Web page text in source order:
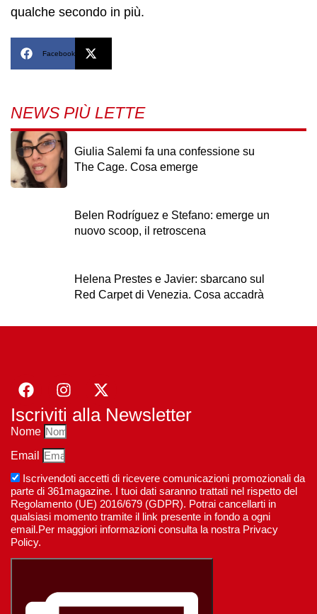
qualche secondo in più.
Facebook
NEWS PIÙ LETTE
Giulia Salemi fa una confessione su
The Cage. Cosa emerge
Belen Rodríguez e Stefano: emerge un
nuovo scoop, il retroscena
Helena Prestes e Javier: sbarcano sul
Red Carpet di Venezia. Cosa accadrà
Iscriviti alla Newsletter
Nome
Email
Iscrivendoti accetti di ricevere comunicazioni promozionali da
parte di 361magazine. I tuoi dati saranno trattati nel rispetto del
Regolamento (UE) 2016/679 (GDPR). Potrai cancellarti in
qualsiasi momento tramite il link presente in fondo a ogni
email.Per maggiori informazioni consulta la nostra Privacy
Policy.